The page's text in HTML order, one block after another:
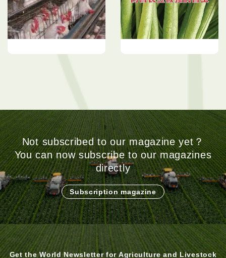
Not subscribed to our magazine yet？
You can now subscribe to our magazines
directly
Subscription magazine
Get the World Newsletter for Agriculture and Livestock